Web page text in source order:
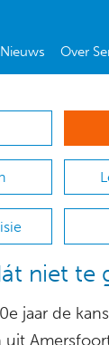
Nieuws Over
niet te
jaar de